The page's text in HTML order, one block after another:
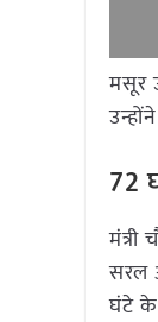
मसूर
72
सरल
घंटे के